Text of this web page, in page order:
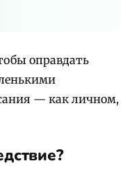
оправдать
— как личном,